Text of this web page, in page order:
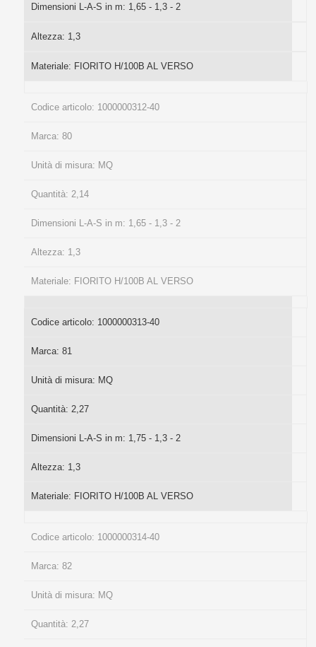
Dimensioni L-A-S in m: 1,65 - 1,3 - 2
Altezza: 1,3
Materiale: FIORITO H/100B AL VERSO
Codice articolo: 1000000312-40
Marca: 80
Unità di misura: MQ
Quantità: 2,14
Dimensioni L-A-S in m: 1,65 - 1,3 - 2
Altezza: 1,3
Materiale: FIORITO H/100B AL VERSO
Codice articolo: 1000000313-40
Marca: 81
Unità di misura: MQ
Quantità: 2,27
Dimensioni L-A-S in m: 1,75 - 1,3 - 2
Altezza: 1,3
Materiale: FIORITO H/100B AL VERSO
Codice articolo: 1000000314-40
Marca: 82
Unità di misura: MQ
Quantità: 2,27